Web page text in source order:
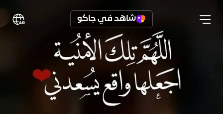
شاهد في جاكو